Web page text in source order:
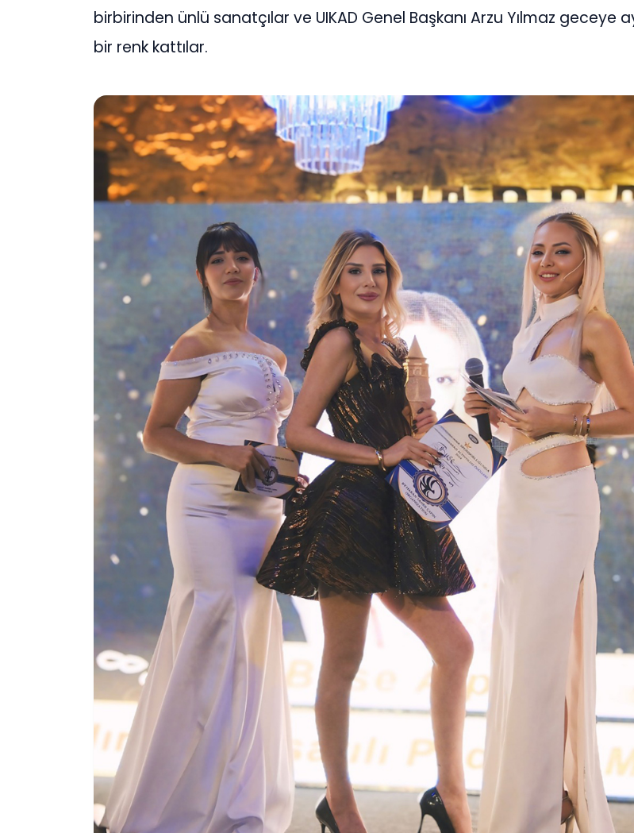
birbirinden ünlü sanatçılar ve UIKAD Genel Başkanı Arzu Yılmaz geceye
bir renk kattılar.